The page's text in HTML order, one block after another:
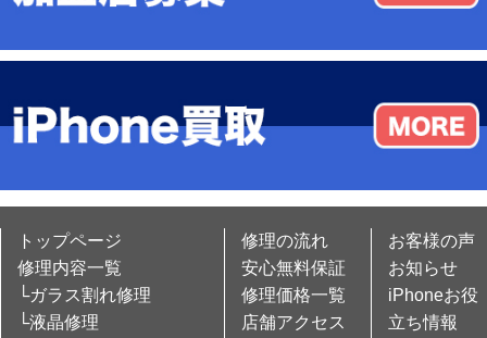
トップページ
修理内容一覧
└ガラス割れ修理
└液晶修理
修理の流れ
安心無料保証
修理価格一覧
店舗アクセス
お客様の声
お知らせ
iPhoneお役
立ち情報